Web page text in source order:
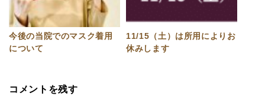
今後の当院でのマスク着用
について
11/15（土）は所用によりお
休みします
コメントを残す